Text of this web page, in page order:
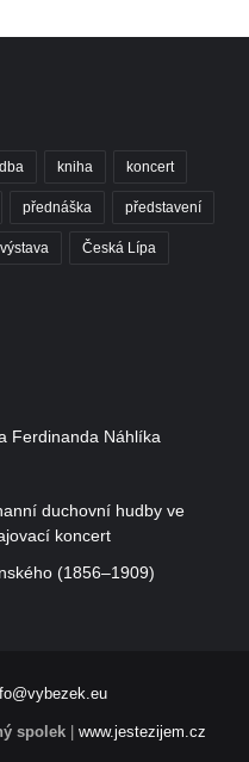
kniha koncert
přednáška představení
výstava Česká Lípa
Ferdinanda Náhlíka
duchovní hudby ve
koncert
(1856–1909)
spolek | www.jestezijem.cz